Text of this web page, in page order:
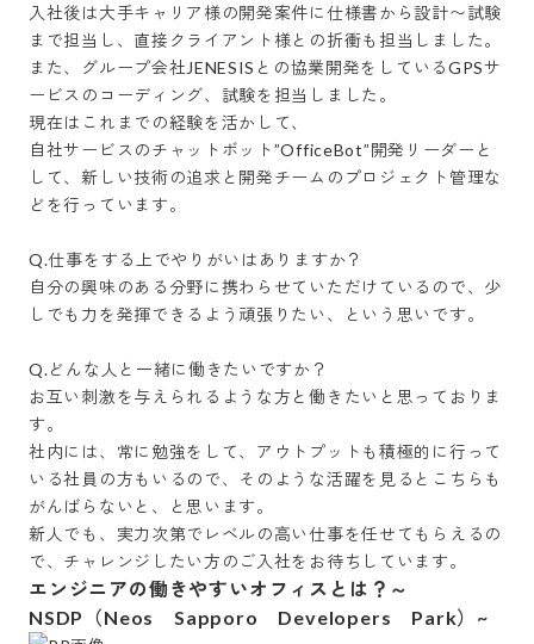
入社後は大手キャリア様の開発案件に仕様書から設計〜試験
まで担当し、直接クライアント様との折衝も担当しました。
また、グループ会社JENESISとの協業開発をしているGPSサ
ービスのコーディング、試験を担当しました。
現在はこれまでの経験を活かして、
自社サービスのチャットボット”OfficeBot”開発リーダーと
して、新しい技術の追求と開発チームのプロジェクト管理な
どを行っています。
Q.仕事をする上でやりがいはありますか？
自分の興味のある分野に携わらせていただけているので、少
しでも力を発揮できるよう頑張りたい、という思いです。
Q.どんな人と一緒に働きたいですか？
お互い刺激を与えられるような方と働きたいと思っておりま
す。
社内には、常に勉強をして、アウトプットも積極的に行って
いる社員の方もいるので、そのような活躍を見るとこちらも
がんばらないと、と思います。
新人でも、実力次第でレベルの高い仕事を任せてもらえるの
で、チャレンジしたい方のご入社をお待ちしています。
エンジニアの働きやすいオフィスとは？～
NSDP（Neos Sapporo Developers Park）~